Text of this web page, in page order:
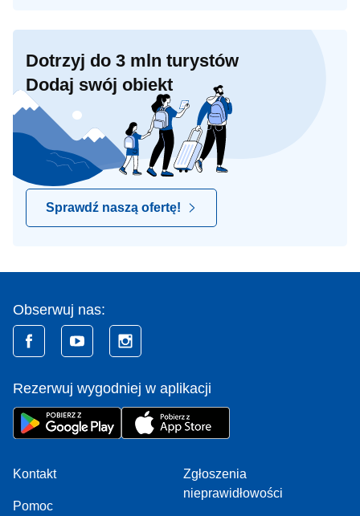
Dotrzyj do 3 mln turystów
Dodaj swój obiekt
Sprawdź naszą ofertę!
Obserwuj nas:
Rezerwuj wygodniej w aplikacji
Kontakt
Pomoc
Zgłoszenia
nieprawidłowości